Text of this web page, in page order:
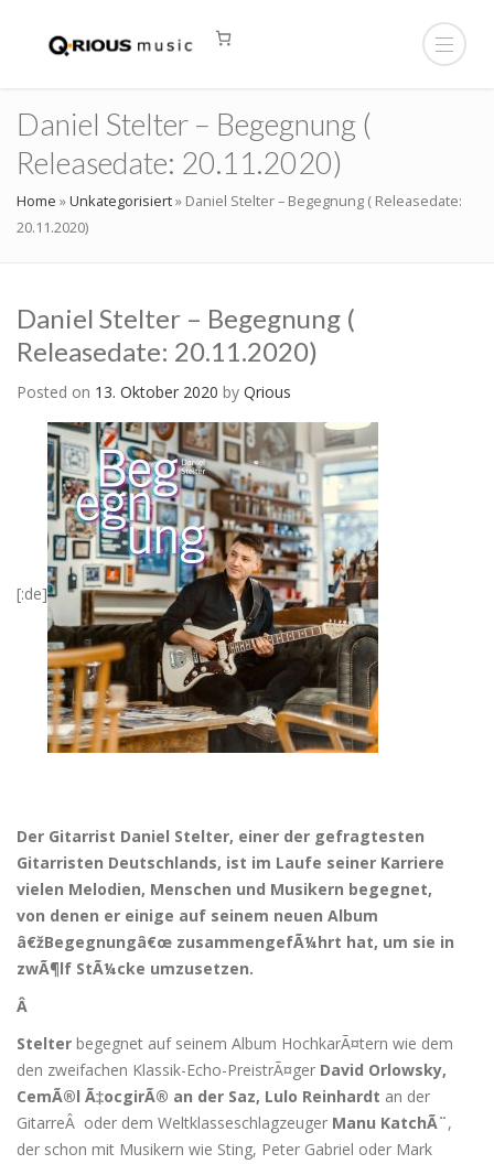
Daniel Stelter – Begegnung (
Releasedate: 20.11.2020)
Home »Unkategorisiert» Daniel Stelter – Begegnung ( Releasedate:
20.11.2020)
Daniel Stelter – Begegnung (
Releasedate: 20.11.2020)
Posted on 13. Oktober 2020 by Qrious
[:de]
Der Gitarrist Daniel Stelter, einer der gefragtesten
Gitarristen Deutschlands, ist im Laufe seiner Karriere
vielen Melodien, Menschen und Musikern begegnet,
von denen er einige auf seinem neuen Album
â€žBegegnungâ€œ zusammengefÃ¼hrt hat, um sie in
zwÃ¶lf StÃ¼cke umzusetzen.
Â
Stelter begegnet auf seinem Album HochkarÃ¤tern wie dem
den zweifachen Klassik-Echo-PreistrÃ¤ger David Orlowsky,
CemÃ®l Ã‡ocgirÃ® an der Saz, Lulo Reinhardt an der
GitarreÂ oder dem Weltklasseschlagzeuger Manu KatchÃ¨,
der schon mit Musikern wie Sting, Peter Gabriel oder Mark